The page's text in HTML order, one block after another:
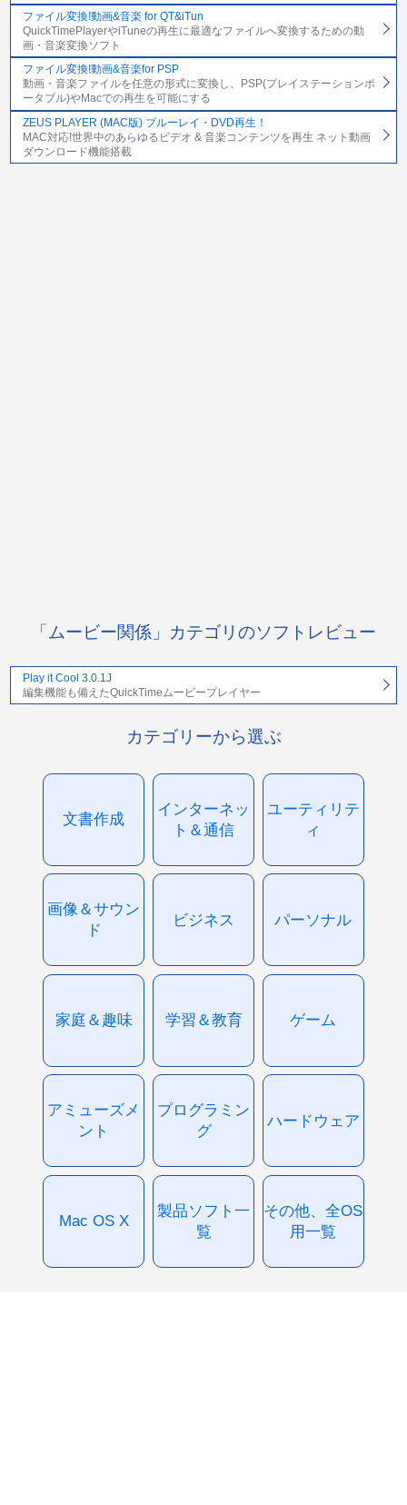
ファイル変換!動画&音楽 for QT&iTun
QuickTimePlayerやiTuneの再生に最適なファイルへ変換するための動
画・音楽変換ソフト
ファイル変換!動画&音楽for PSP
動画・音楽ファイルを任意の形式に変換し、PSP(プレイステーションポ
ータブル)やMacでの再生を可能にする
ZEUS PLAYER (MAC版) ブルーレイ・DVD再生！
MAC対応!世界中のあらゆるビデオ & 音楽コンテンツを再生 ネット動画
ダウンロード機能搭載
「ムービー関係」カテゴリのソフトレビュー
Play it Cool 3.0.1J
編集機能も備えたQuickTimeムービープレイヤー
カテゴリーから選ぶ
文書作成
インターネッ
ト＆通信
ユーティリテ
ィ
画像＆サウン
ド
ビジネス パーソナル
家庭＆趣味 学習＆教育 ゲーム
アミューズメ
ント
プログラミン
グ
ハードウェア
Mac OS X
製品ソフト一
覧
その他、全OS
用一覧